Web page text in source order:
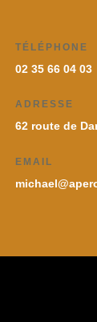
TÉLÉPHONE
02 35 66 04 03
ADRESSE
62 route de
EMAIL